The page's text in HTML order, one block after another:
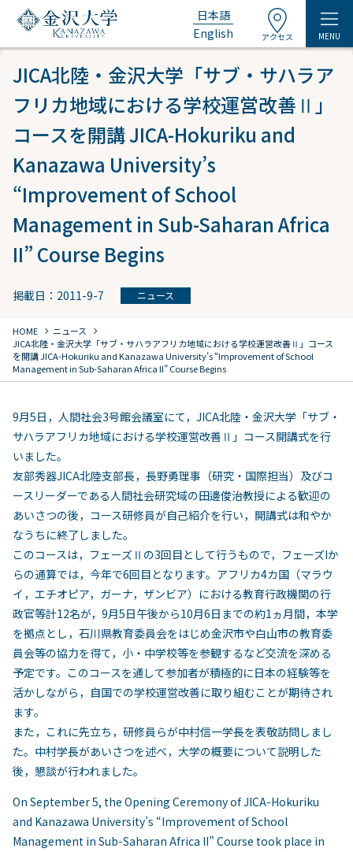
日本語
English
アクセス MENU
JICA北陸・金沢大学「サブ・サハラア
フリカ地域における学校運営改善Ⅱ」
コースを開講 JICA-Hokuriku and
Kanazawa University’s
“Improvement of School
Management in Sub-Saharan Africa
II” Course Begins
掲載日：2011-9-7 ニュース
HOME chevron_right ニュース chevron_right
JICA北陸・金沢大学「サブ・サハラアフリカ地域における学校運営改善Ⅱ」コース
を開講 JICA-Hokuriku and Kanazawa University’s “Improvement of School
Management in Sub-Saharan Africa II” Course Begins
9月5日，人間社会3号館会議室にて，JICA北陸・金沢大学「サブ・
サハラアフリカ地域における学校運営改善Ⅱ」コース開講式を行
いました。
友部秀器JICA北陸支部長，長野勇理事（研究・国際担当）及びコ
ースリーダーである人間社会研究域の田邊俊治教授による歓迎の
あいさつの後，コース研修員が自己紹介を行い，開講式は和やか
なうちに終了しました。
このコースは，フェーズⅡの3回目として行うもので，フェーズIか
らの通算では，今年で6回目となります。アフリカ4カ国（マラウ
イ，エチオピア，ガーナ，ザンビア）における教育行政機関の行
政官等計12名が，9月5日午後から10月6日までの約1ヵ月間，本学
を拠点とし，石川県教育委員会をはじめ金沢市や白山市の教育委
員会等の協力を得て，小・中学校等を参観するなど交流を深める
予定です。このコースを通して参加者が積極的に日本の経験等を
活かしながら，自国での学校運営改善に取り組むことが期待され
ます。
また，これに先立ち，研修員らが中村信一学長を表敬訪問しまし
た。中村学長があいさつを述べ，大学の概要について説明した
後，懇談が行われました。
On September 5, the Opening Ceremony of JICA-Hokuriku
and Kanazawa University’s “Improvement of School
Management in Sub-Saharan Africa II” Course took place in